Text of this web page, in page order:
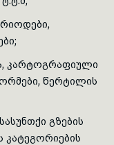
კარტოგრაფიული
წერტილის
გზების